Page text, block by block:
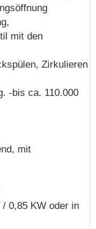
mit den
Zirkulieren
-bis ca. 110.000
mit
0,85 KW oder in